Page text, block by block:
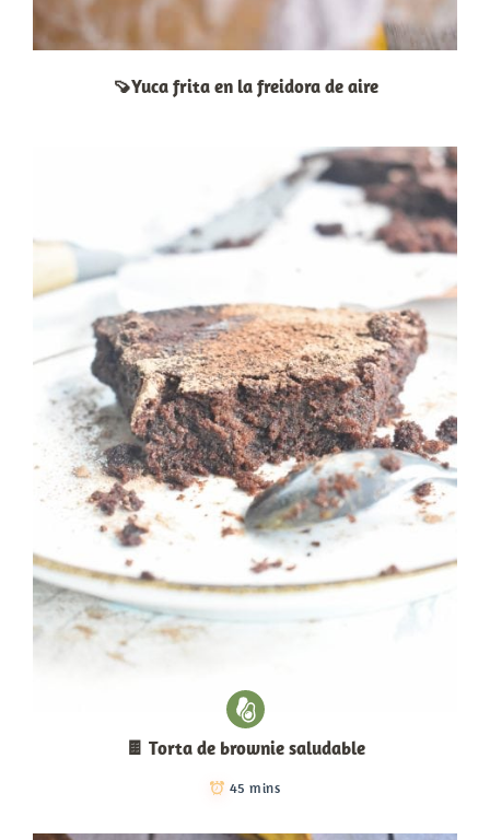
🍠Yuca frita en la freidora de aire
🍫 Torta de brownie saludable
45 mins